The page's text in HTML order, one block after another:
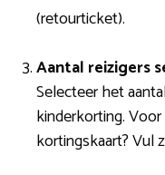
(retourticket).
Aantal reizigers
Selecteer het
kinderkorting.
kortingskaart? Vul